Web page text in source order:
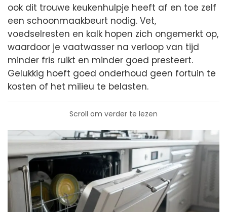
ook dit trouwe keukenhulpje heeft af en toe zelf
een schoonmaakbeurt nodig. Vet,
voedselresten en kalk hopen zich ongemerkt op,
waardoor je vaatwasser na verloop van tijd
minder fris ruikt en minder goed presteert.
Gelukkig hoeft goed onderhoud geen fortuin te
kosten of het milieu te belasten.
Scroll om verder te lezen